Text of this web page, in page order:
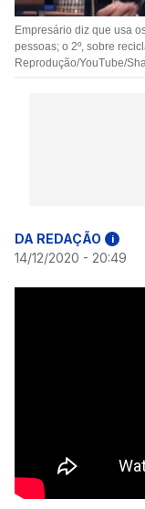
Empresário diz que usa
pessoas; o 2º, sobre
Reprodução/YouTube/
DA REDAÇÃO i
14/12/2020 - 20:49